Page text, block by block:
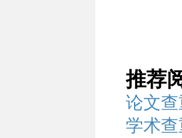
推荐
论文
学术